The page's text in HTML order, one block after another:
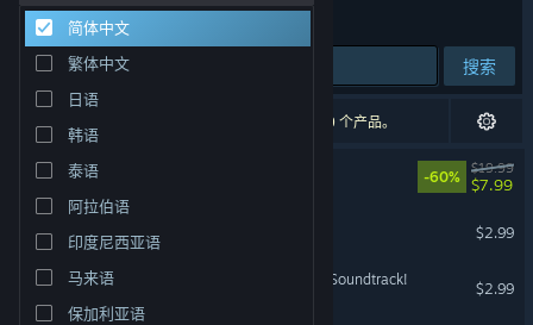
客服
更改语言
获取 Steam 手机应用
查看桌面版网站
简体中文
繁体中文
日语
韩语
泰语
阿拉伯语
印度尼西亚语
马来语
保加利亚语
排序依据 相关性
搜索
6 个匹配的搜索结果。 根据您的偏好，已排除了 9 个产品。
-60%
$19.99
$7.99
$2.99
Rise to Ruins - The Living Soundtrack!
$2.99